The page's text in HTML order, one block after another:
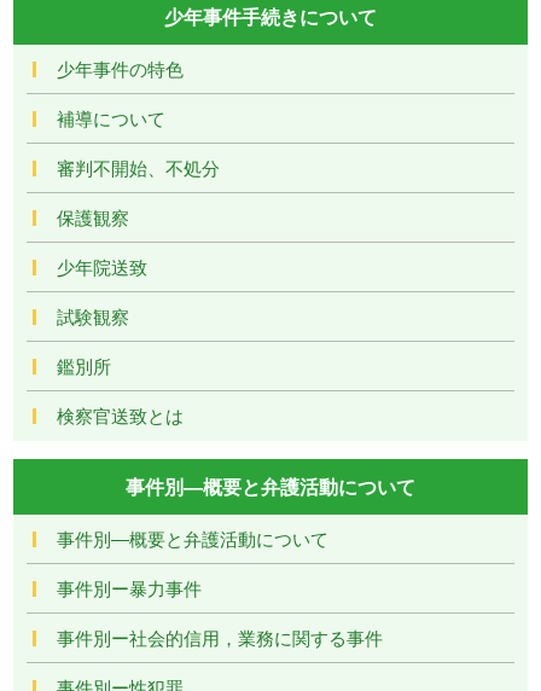
少年事件手続きについて
少年事件の特色
補導について
審判不開始、不処分
保護観察
少年院送致
試験観察
鑑別所
検察官送致とは
事件別―概要と弁護活動について
事件別―概要と弁護活動について
事件別ー暴力事件
事件別ー社会的信用，業務に関する事件